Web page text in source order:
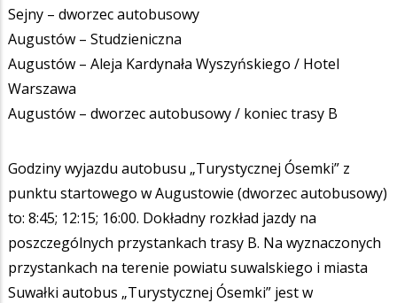
Sejny – dworzec autobusowy
Augustów – Studzieniczna
Augustów – Aleja Kardynała Wyszyńskiego / Hotel
Warszawa
Augustów – dworzec autobusowy / koniec trasy B
Godziny wyjazdu autobusu „Turystycznej Ósemki” z
punktu startowego w Augustowie (dworzec autobusowy)
to: 8:45; 12:15; 16:00. Dokładny rozkład jazdy na
poszczególnych przystankach trasy B. Na wyznaczonych
przystankach na terenie powiatu suwalskiego i miasta
Suwałki autobus „Turystycznej Ósemki” jest w